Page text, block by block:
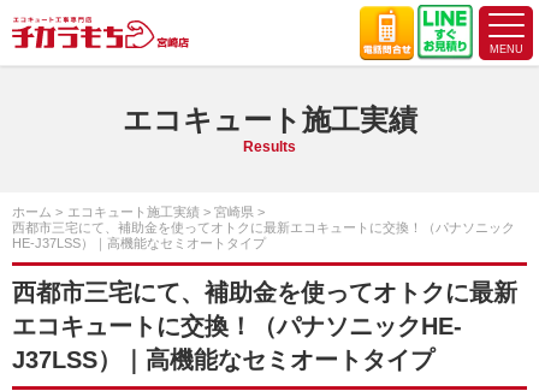
エコキュート施工実績
Results
ホーム エコキュート施工実績
宮崎県
西都市三宅にて、補助金を使ってオトクに最新エコキュートに交換！（パナソニック
HE-J37LSS）｜高機能なセミオートタイプ
西都市三宅にて、補助金を使ってオトクに最新
エコキュートに交換！（パナソニックHE-
J37LSS）｜高機能なセミオートタイプ